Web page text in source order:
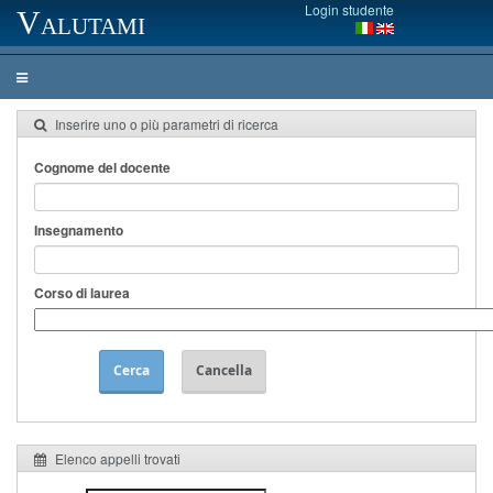
Valutami Login studente
Inserire uno o più parametri di ricerca
Cognome del docente
Insegnamento
Corso di laurea
Cerca Cancella
Elenco appelli trovati